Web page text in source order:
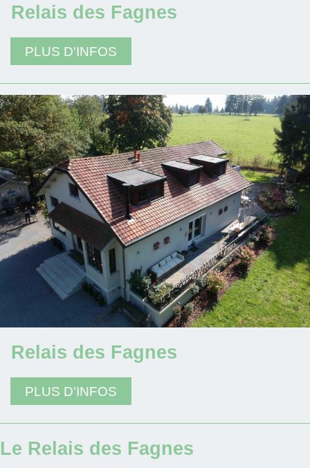
Relais des Fagnes
PLUS D'INFOS
Relais des Fagnes
PLUS D'INFOS
Le Relais des Fagnes